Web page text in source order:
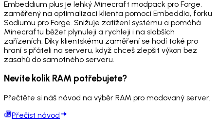
Embeddium plus je lehký Minecraft modpack pro Forge,
zaměřený na optimalizaci klienta pomocí Embeddia, forku
Sodiumu pro Forge. Snižuje zatížení systému a pomáhá
Minecraftu běžet plynuleji a rychleji i na slabších
zařízeních. Díky klientskému zaměření se hodí také pro
hraní s přáteli na serveru, když chceš zlepšit výkon bez
zásahů do samotného serveru.
Nevíte kolik RAM potřebujete?
Přečtěte si náš návod na výběr RAM pro modovaný server.
Přečíst návod